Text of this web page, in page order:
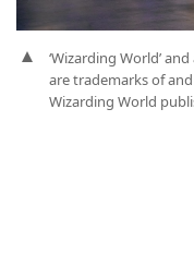
‘Wizarding World’
are trademarks of
Wizarding World